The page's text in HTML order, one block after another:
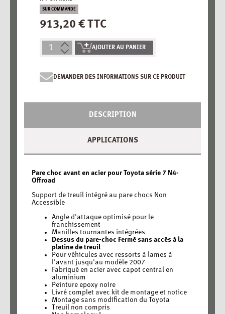
SUR COMMANDE
913,20 € TTC
AJOUTER AU PANIER
DEMANDER DES INFORMATIONS SUR CE PRODUIT
DESCRIPTION
APPLICATIONS
Pare choc avant en acier pour Toyota série 7 N4-
Offroad
Support de treuil intégré au pare chocs Non
Accessible
Angle d'attaque optimisé pour le
franchissement
Manilles tournantes intégrées
Dessus du pare-choc Fermé sans accès à la
platine de treuil
Pour véhicules avec ressorts à lames à
l'avant jusqu'au modèle 2007
Fabriqué en acier avec capot central en
aluminium
Peinture epoxy noire
Livré complet avec kit de montage et notice
Montage sans modification du Toyota
Treuil non compris